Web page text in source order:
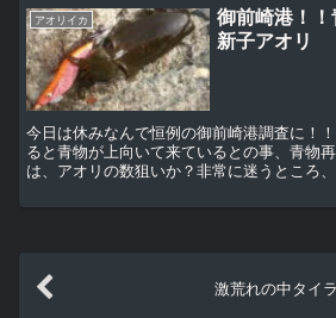
アオリイカ
御前崎港！
新子アオリ
今日は休みなんで恒例の御前崎港調査に！
ると青物が上向いて来ているとの事、青物
は、アオリの数狙いか？非常に迷うところ
激荒れの中タイ